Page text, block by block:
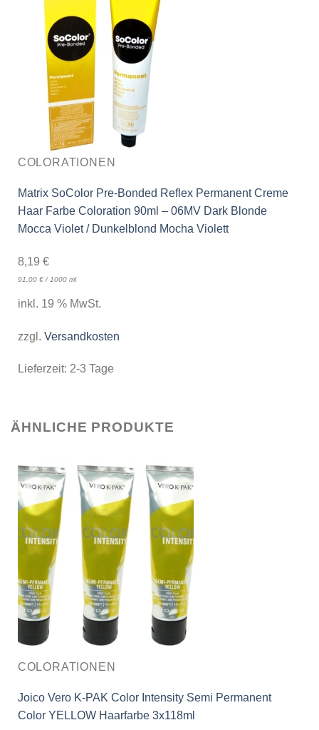
COLORATIONEN
Matrix SoColor Pre-Bonded Reflex Permanent Creme
Haar Farbe Coloration 90ml – 06MV Dark Blonde
Mocca Violet / Dunkelblond Mocha Violett
8,19 €
91,00 €/ 1000 ml
inkl. 19 % MwSt.
zzgl. Versandkosten
Lieferzeit: 2-3 Tage
ÄHNLICHE PRODUKTE
COLORATIONEN
Joico Vero K-PAK Color Intensity Semi Permanent
Color YELLOW Haarfarbe 3x118ml